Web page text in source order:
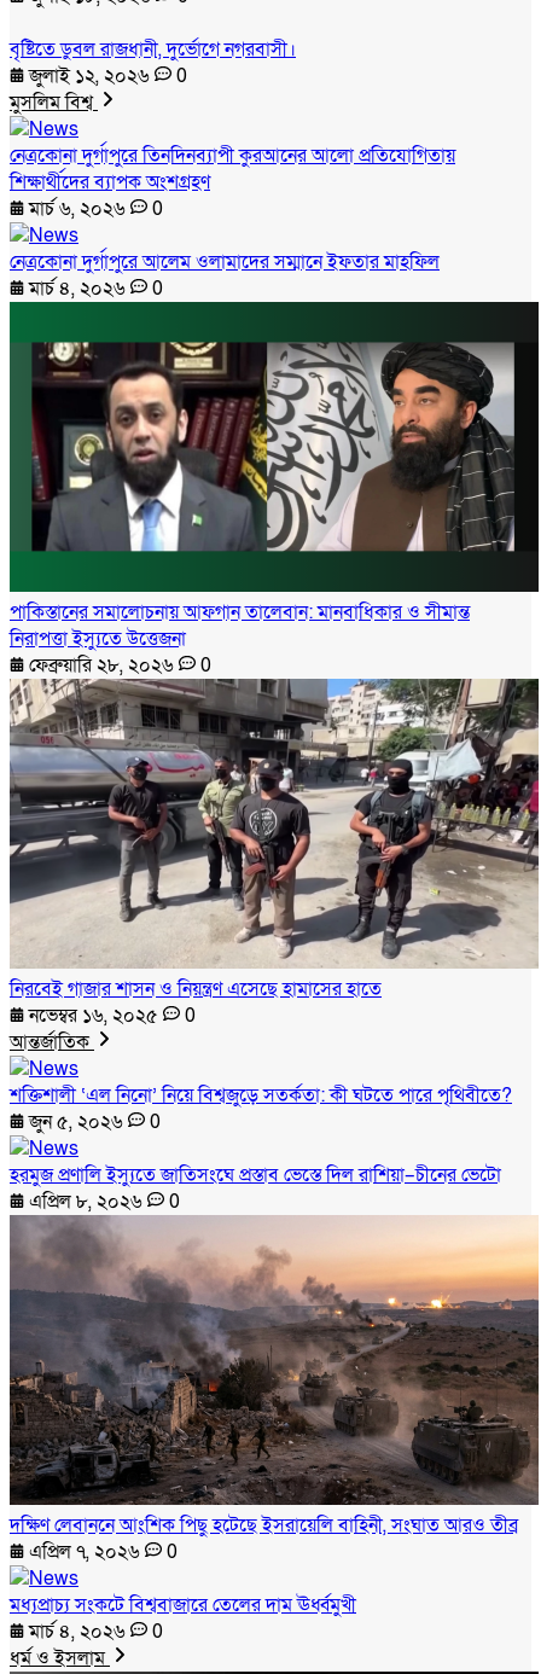
বৃষ্টিতে ডুবল রাজধানী, দুর্ভোগে নগরবাসী।
জুলাই ১২, ২০২৬
0
মুসলিম বিশ্ব
নেত্রকোনা দুর্গাপুরে তিনদিনব্যাপী কুরআনের আলো প্রতিযোগিতায়
শিক্ষার্থীদের ব্যাপক অংশগ্রহণ
মার্চ ৬, ২০২৬
0
নেত্রকোনা দুর্গাপুরে আলেম ওলামাদের সম্মানে ইফতার মাহফিল
মার্চ ৪, ২০২৬
0
পাকিস্তানের সমালোচনায় আফগান তালেবান: মানবাধিকার ও সীমান্ত
নিরাপত্তা ইস্যুতে উত্তেজনা
ফেব্রুয়ারি ২৮, ২০২৬
0
নিরবেই গাজার শাসন ও নিয়ন্ত্রণ এসেছে হামাসের হাতে
নভেম্বর ১৬, ২০২৫
0
আন্তর্জাতিক
শক্তিশালী ‘এল নিনো’ নিয়ে বিশ্বজুড়ে সতর্কতা: কী ঘটতে পারে পৃথিবীতে?
জুন ৫, ২০২৬
0
হরমুজ প্রণালি ইস্যুতে জাতিসংঘে প্রস্তাব ভেস্তে দিল রাশিয়া–চীনের ভেটো
এপ্রিল ৮, ২০২৬
0
দক্ষিণ লেবাননে আংশিক পিছু হটেছে ইসরায়েলি বাহিনী, সংঘাত আরও তীব্র
এপ্রিল ৭, ২০২৬
0
মধ্যপ্রাচ্য সংকটে বিশ্ববাজারে তেলের দাম ঊর্ধ্বমুখী
মার্চ ৪, ২০২৬
0
ধর্ম ও ইসলাম